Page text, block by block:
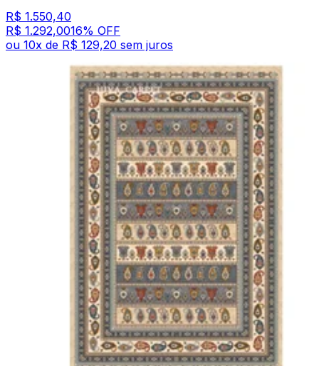
R$ 1.550,40
R$ 1.292,0016% OFF
ou 10x de R$ 129,20 sem juros